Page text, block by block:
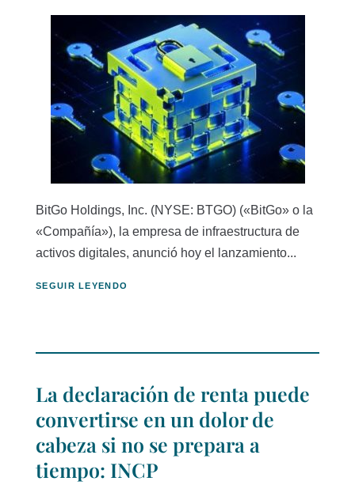
BitGo Holdings, Inc. (NYSE: BTGO) («BitGo» o la
«Compañía»), la empresa de infraestructura de
activos digitales, anunció hoy el lanzamiento...
SEGUIR LEYENDO
La declaración de renta puede
convertirse en un dolor de
cabeza si no se prepara a
tiempo: INCP